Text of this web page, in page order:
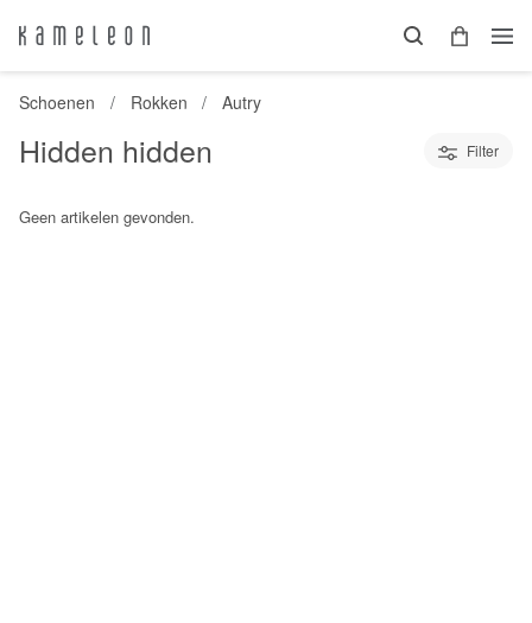
Schoenen Rokken Autry
Hidden hidden Filter
Geen artikelen gevonden.